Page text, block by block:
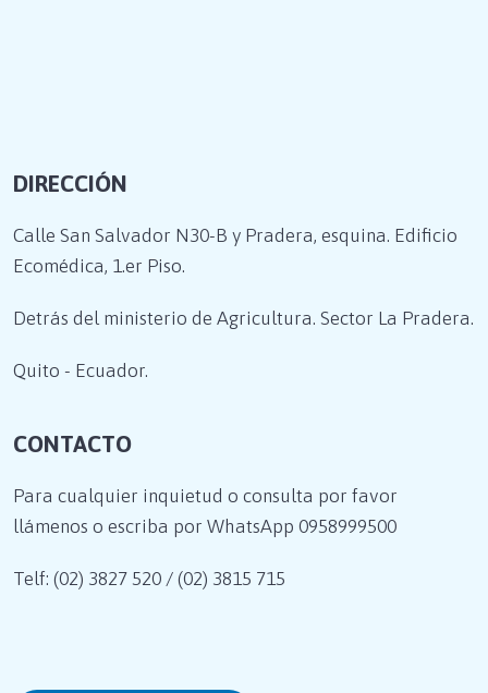
DIRECCIÓN
Calle San Salvador N30-B y Pradera, esquina. Edificio
Ecomédica, 1.er Piso.
Detrás del ministerio de Agricultura. Sector La Pradera.
Quito - Ecuador.
CONTACTO
Para cualquier inquietud o consulta por favor
llámenos o escriba por WhatsApp 0958999500
Telf: (02) 3827 520 / (02) 3815 715